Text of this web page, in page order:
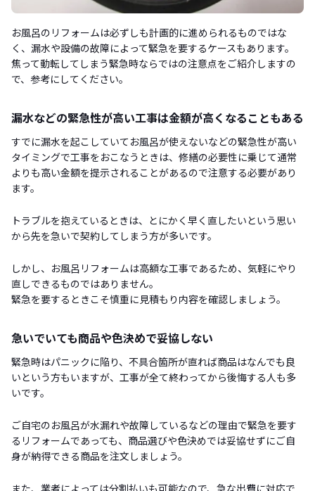
お風呂のリフォームは必ずしも計画的に進められるものではな
く、漏水や設備の故障によって緊急を要するケースもあります。
焦って動転してしまう緊急時ならではの注意点をご紹介しますの
で、参考にしてください。
漏水などの緊急性が高い工事は金額が高くなることもある
すでに漏水を起こしていてお風呂が使えないなどの緊急性が高い
タイミングで工事をおこなうときは、修繕の必要性に乗じて通常
よりも高い金額を提示されることがあるので注意する必要があり
ます。
トラブルを抱えているときは、とにかく早く直したいという思い
から先を急いで契約してしまう方が多いです。
しかし、お風呂リフォームは高額な工事であるため、気軽にやり
直しできるものではありません。
緊急を要するときこそ慎重に見積もり内容を確認しましょう。
急いでいても商品や色決めで妥協しない
緊急時はパニックに陥り、不具合箇所が直れば商品はなんでも良
いという方もいますが、工事が全て終わってから後悔する人も多
いです。
ご自宅のお風呂が水漏れや故障しているなどの理由で緊急を要す
るリフォームであっても、商品選びや色決めでは妥協せずにご自
身が納得できる商品を注文しましょう。